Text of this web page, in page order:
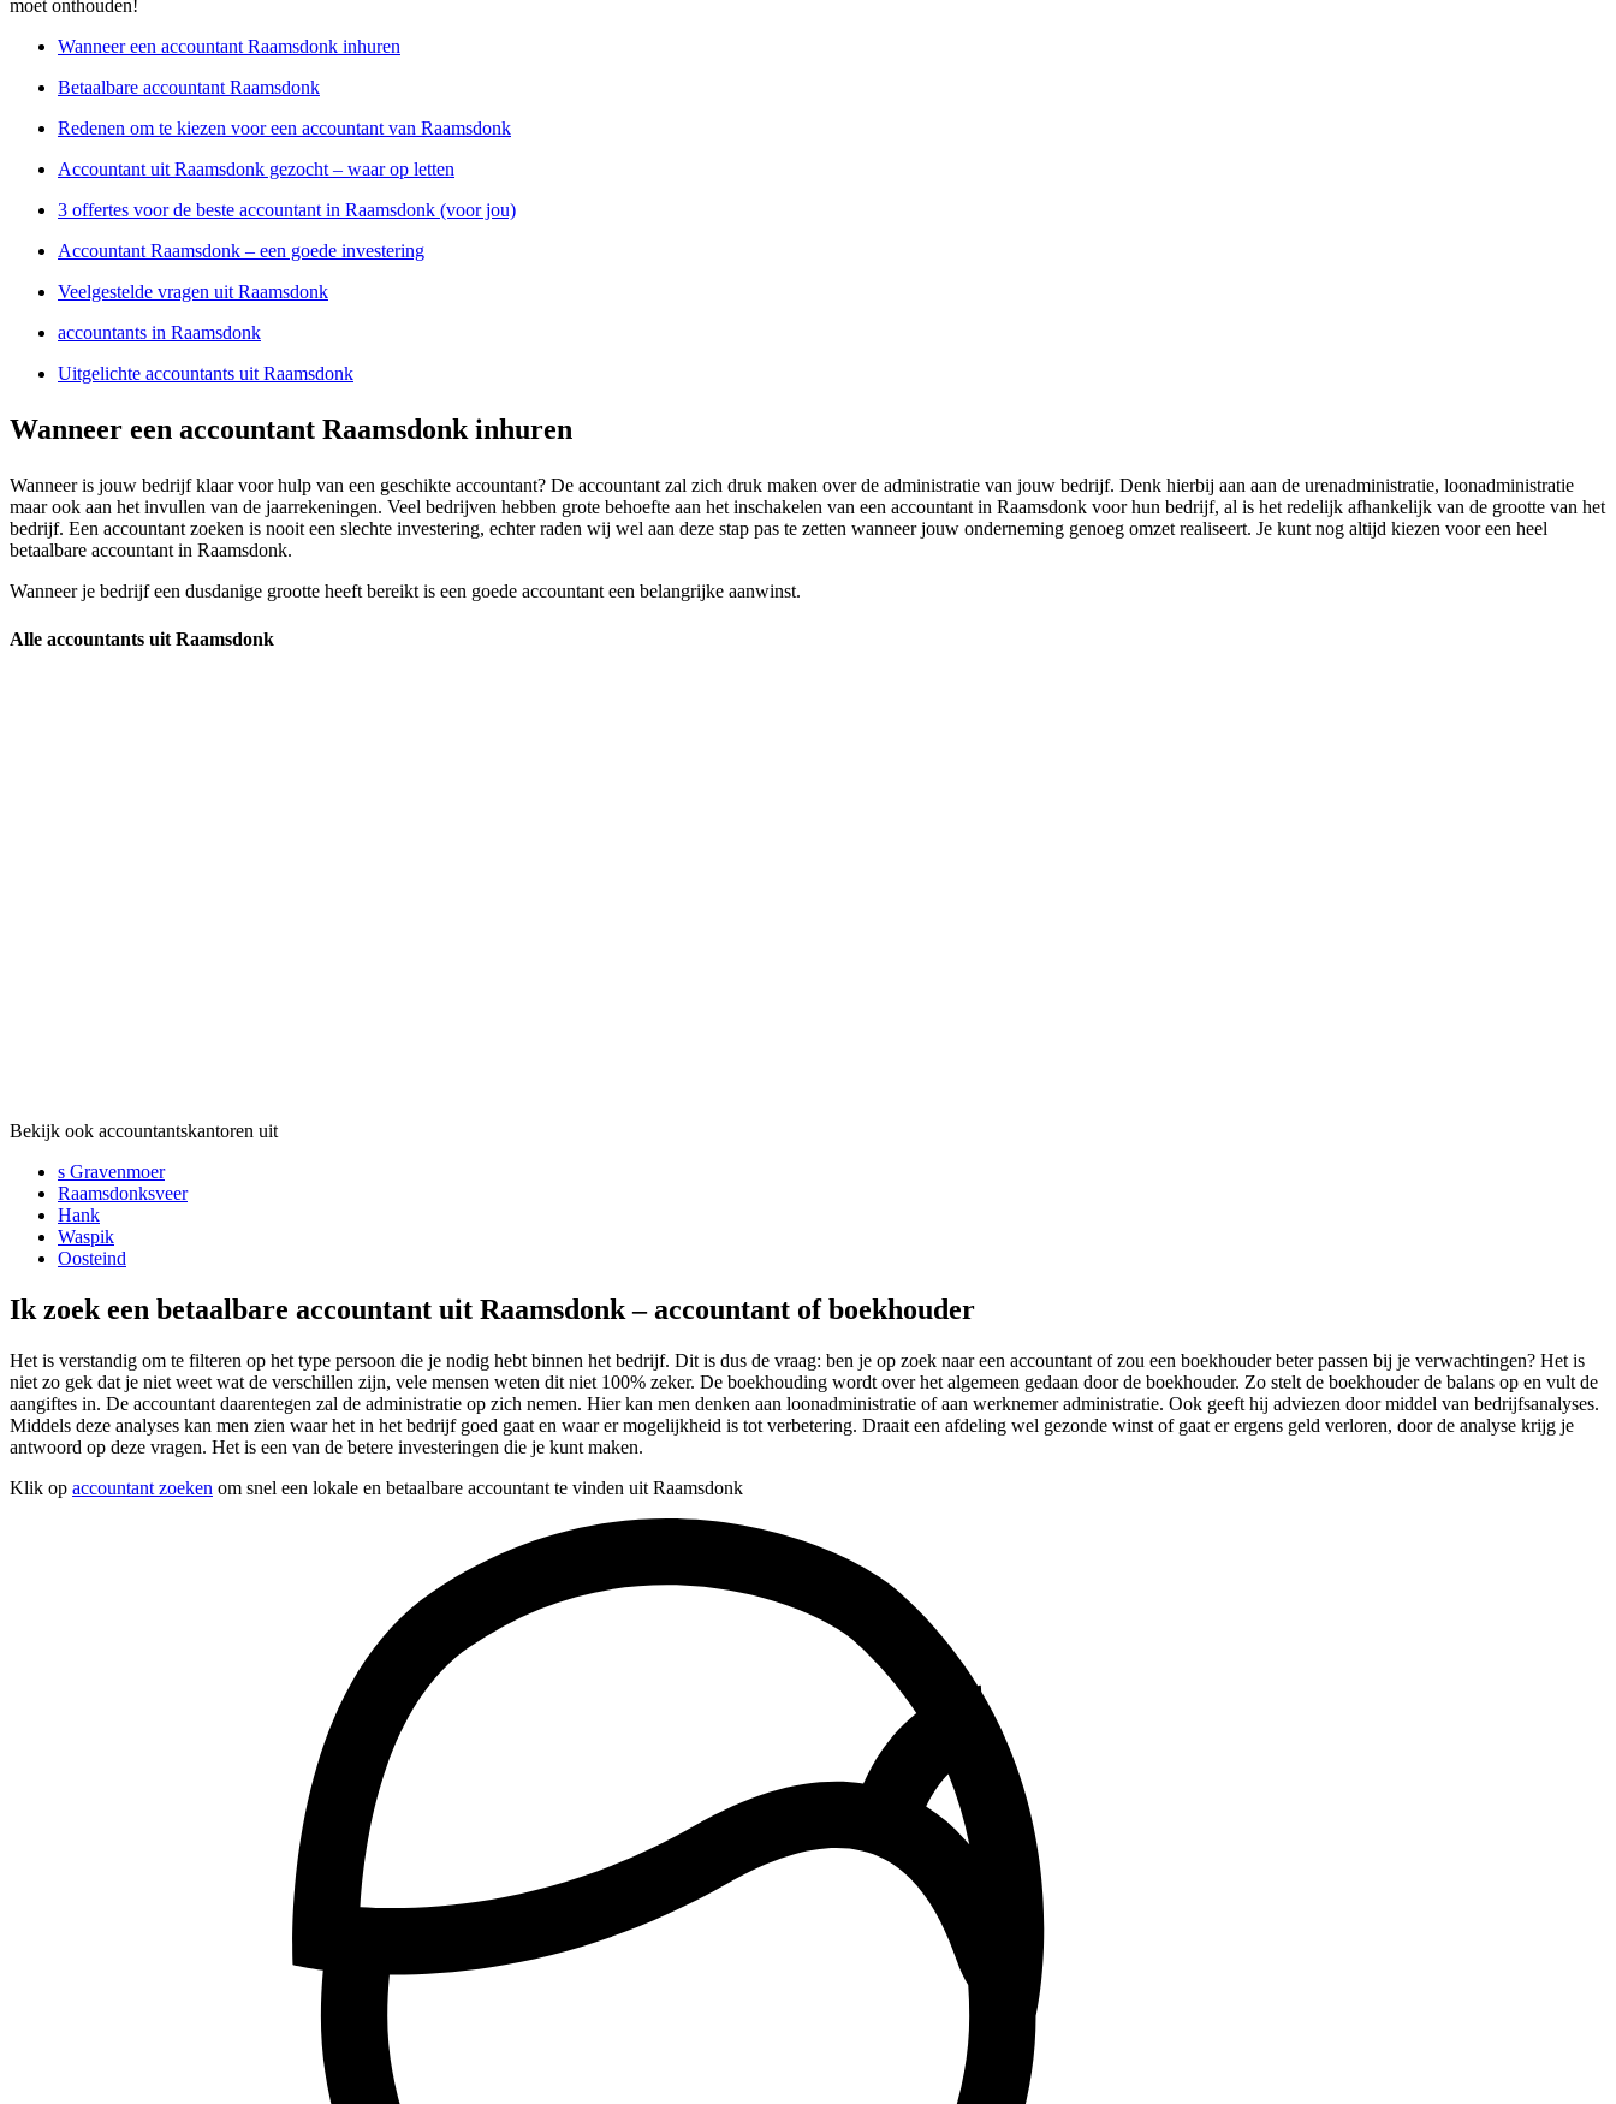
moet onthouden!
Wanneer een accountant Raamsdonk inhuren
Betaalbare accountant Raamsdonk
Redenen om te kiezen voor een accountant van Raamsdonk
Accountant uit Raamsdonk gezocht – waar op letten
3 offertes voor de beste accountant in Raamsdonk (voor jou)
Accountant Raamsdonk – een goede investering
Veelgestelde vragen uit Raamsdonk
accountants in Raamsdonk
Uitgelichte accountants uit Raamsdonk
Wanneer een accountant Raamsdonk inhuren
Wanneer is jouw bedrijf klaar voor hulp van een geschikte accountant? De accountant zal zich druk maken over de administratie van jouw bedrijf. Denk hierbij aan aan de urenadministratie, loonadministratie
maar ook aan het invullen van de jaarrekeningen. Veel bedrijven hebben grote behoefte aan het inschakelen van een accountant in Raamsdonk voor hun bedrijf, al is het redelijk afhankelijk van de grootte van het
bedrijf. Een accountant zoeken is nooit een slechte investering, echter raden wij wel aan deze stap pas te zetten wanneer jouw onderneming genoeg omzet realiseert. Je kunt nog altijd kiezen voor een heel
betaalbare accountant in Raamsdonk.
Wanneer je bedrijf een dusdanige grootte heeft bereikt is een goede accountant een belangrijke aanwinst.
Alle accountants uit Raamsdonk
Bekijk ook accountantskantoren uit
s Gravenmoer
Raamsdonksveer
Hank
Waspik
Oosteind
Ik zoek een betaalbare accountant uit Raamsdonk – accountant of boekhouder
Het is verstandig om te filteren op het type persoon die je nodig hebt binnen het bedrijf. Dit is dus de vraag: ben je op zoek naar een accountant of zou een boekhouder beter passen bij je verwachtingen? Het is
niet zo gek dat je niet weet wat de verschillen zijn, vele mensen weten dit niet 100% zeker. De boekhouding wordt over het algemeen gedaan door de boekhouder. Zo stelt de boekhouder de balans op en vult de
aangiftes in. De accountant daarentegen zal de administratie op zich nemen. Hier kan men denken aan loonadministratie of aan werknemer administratie. Ook geeft hij adviezen door middel van bedrijfsanalyses.
Middels deze analyses kan men zien waar het in het bedrijf goed gaat en waar er mogelijkheid is tot verbetering. Draait een afdeling wel gezonde winst of gaat er ergens geld verloren, door de analyse krijg je
antwoord op deze vragen. Het is een van de betere investeringen die je kunt maken.
Klik op accountant zoeken om snel een lokale en betaalbare accountant te vinden uit Raamsdonk